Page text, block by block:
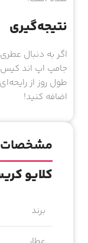
نتیجه‌گیری
اگر به دنبال
جامپ اپ اند کیس
طول روز از
اضافه کنید!
مشخصات
کلایو
برند